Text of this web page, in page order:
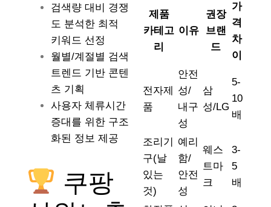
검색량 대비 경쟁
도 분석한 최적
키워드 선정
월별/계절별 검색
트렌드 기반 콘텐
츠 기획
사용자 체류시간
증대를 위한 구조
화된 정보 제공
쿠팡
제품
카테고
리
이유
권장
브랜
드
가
격
차
이
전자제
품
안전
성/
내구
성
삼
성/LG
5-
10
배
조리기
구(날
있는
것)
예리
함/
안전
성
웨스
트마
크
3-
5
배